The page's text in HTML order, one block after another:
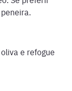
e refogue